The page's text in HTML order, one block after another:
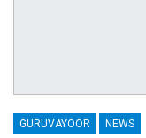
GURUVAYOOR NEWS